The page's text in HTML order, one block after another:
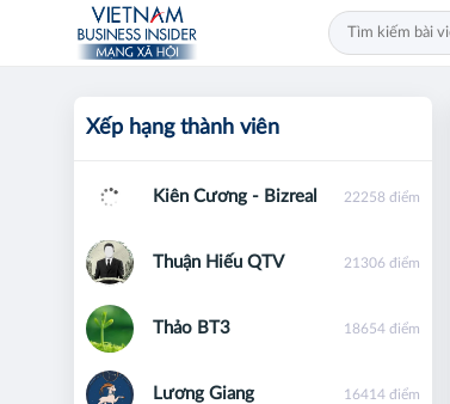
Xếp hạng thành viên
Kiên Cương - Bizreal 22258 điểm
Thuận Hiếu QTV 21306 điểm
Thảo BT3 18654 điểm
Lương Giang 16414 điểm